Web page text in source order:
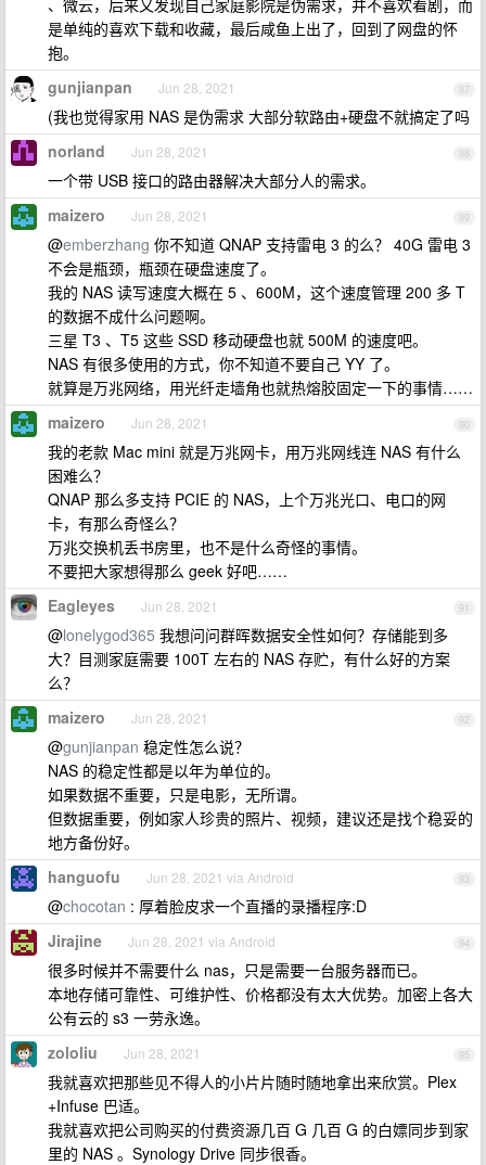
、微云，后来又发现自己家庭影院是伪需求，并不喜欢看剧，而
是单纯的喜欢下载和收藏，最后咸鱼上出了，回到了网盘的怀
抱。
87
gunjianpan Jun 28, 2021
(我也觉得家用 NAS 是伪需求 大部分软路由+硬盘不就搞定了吗
88
norland Jun 28, 2021
一个带 USB 接口的路由器解决大部分人的需求。
89
maizero Jun 28, 2021
@emberzhang 你不知道 QNAP 支持雷电 3 的么？ 40G 雷电 3
不会是瓶颈，瓶颈在硬盘速度了。
我的 NAS 读写速度大概在 5 、600M，这个速度管理 200 多 T
的数据不成什么问题啊。
三星 T3 、T5 这些 SSD 移动硬盘也就 500M 的速度吧。
NAS 有很多使用的方式，你不知道不要自己 YY 了。
就算是万兆网络，用光纤走墙角也就热熔胶固定一下的事情……
90
maizero Jun 28, 2021
我的老款 Mac mini 就是万兆网卡，用万兆网线连 NAS 有什么
困难么？
QNAP 那么多支持 PCIE 的 NAS，上个万兆光口、电口的网
卡，有那么奇怪么？
万兆交换机丢书房里，也不是什么奇怪的事情。
不要把大家想得那么 geek 好吧……
91
Eagleyes Jun 28, 2021
@lonelygod365 我想问问群晖数据安全性如何？存储能到多
大？目测家庭需要 100T 左右的 NAS 存贮，有什么好的方案
么？
92
maizero Jun 28, 2021
@gunjianpan 稳定性怎么说？
NAS 的稳定性都是以年为单位的。
如果数据不重要，只是电影，无所谓。
但数据重要，例如家人珍贵的照片、视频，建议还是找个稳妥的
地方备份好。
93
hanguofu Jun 28, 2021 via Android
@chocotan : 厚着脸皮求一个直播的录播程序:D
94
Jirajine Jun 28, 2021 via Android
很多时候并不需要什么 nas，只是需要一台服务器而已。
本地存储可靠性、可维护性、价格都没有太大优势。加密上各大
公有云的 s3 一劳永逸。
95
zololiu Jun 28, 2021
我就喜欢把那些见不得人的小片片随时随地拿出来欣赏。Plex
+Infuse 巴适。
我就喜欢把公司购买的付费资源几百 G 几百 G 的白嫖同步到家
里的 NAS 。Synology Drive 同步很香。